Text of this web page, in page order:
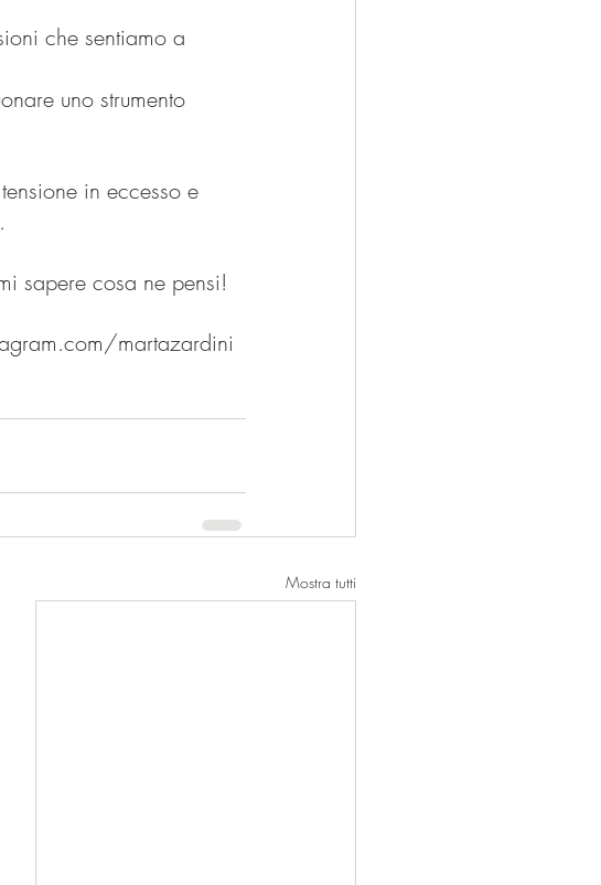
che sentiamo a
uno strumento
in eccesso e
sapere cosa ne pensi!
martazardini
Mostra tutti